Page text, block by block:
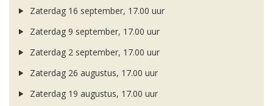
Zaterdag 16 september, 17.00 uur
Zaterdag 9 september, 17.00 uur
Zaterdag 2 september, 17.00 uur
Zaterdag 26 augustus, 17.00 uur
Zaterdag 19 augustus, 17.00 uur